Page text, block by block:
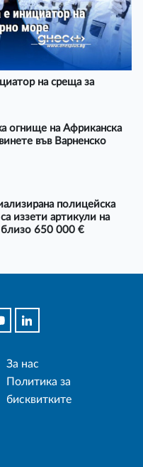
на среща за
огнище на Африканска
във Варненско
полицейска
иззети артикули на
близо 650 000 €
За нас
Политика за
бисквитките